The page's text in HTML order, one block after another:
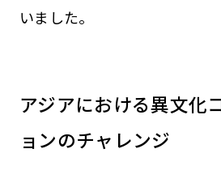
いました。
アジアにおける異文化
ョンのチャレンジ